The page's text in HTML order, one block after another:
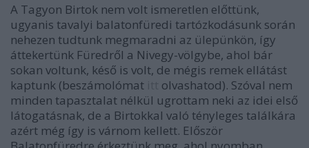
A Tagyon Birtok nem volt ismeretlen előttünk,
ugyanis tavalyi balatonfüredi tartózkodásunk során
nehezen tudtunk megmaradni az ülepünkön, így
áttekertünk Füredről a Nivegy-völgybe, ahol bár
sokan voltunk, késő is volt, de mégis remek ellátást
kaptunk (beszámolómat
olvashatod). Szóval nem
minden tapasztalat nélkül ugrottam neki az idei első
látogatásnak, de a Birtokkal való tényleges találkára
azért még így is várnom kellett. Először